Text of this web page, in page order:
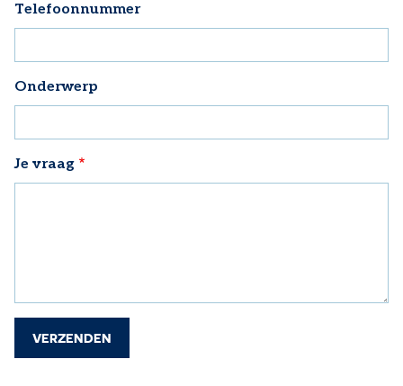
Telefoonnummer
Onderwerp
Je vraag